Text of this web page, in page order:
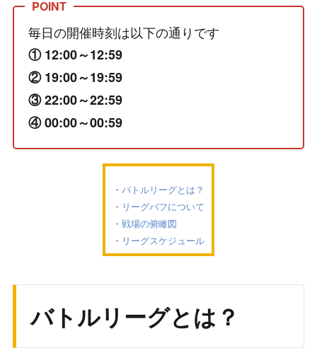
毎日の開催時刻は以下の通りです
① 12:00～12:59
② 19:00～19:59
③ 22:00～22:59
④ 00:00～00:59
バトルリーグとは？
リーグバフについて
戦場の俯瞰図
リーグスケジュール
バトルリーグとは？